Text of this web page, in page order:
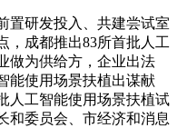
研发投入、共建尝试室
，成都推出83所首批人工
做为供给方，企业出法
能使用场景扶植出谋献
人工智能使用场景扶植试
和委员会、市经济和消息